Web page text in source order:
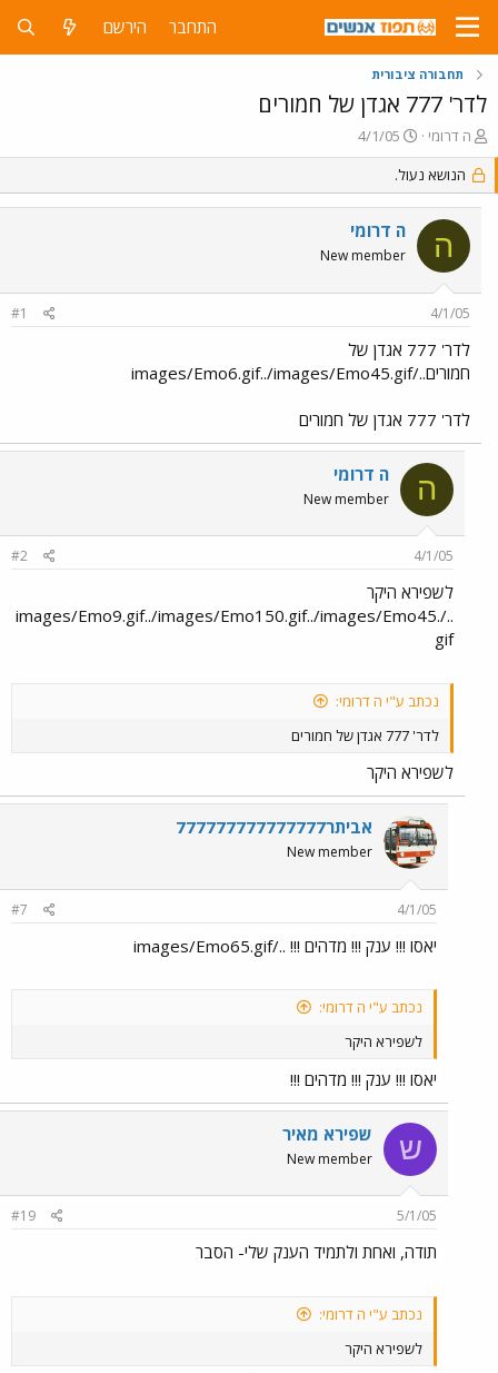
התחבר הירשם
תחבורה ציבורית
לדר' 777 אגדן של חמורים
פ
ו
ת
ח
נ
ו
א
ה דרומי
פ
ו
ר
ס
ב
ת
ר
4/1/05
הנושא נעול.
ה ה דרומי
New member
4/1/05
#1
לדר' 777 אגדן של
חמורים../images/Emo6.gif../images/Emo45.gif
לדר' 777 אגדן של חמורים
ה ה דרומי
New member
4/1/05
#2
לשפירא היקר
../images/Emo9.gif../images/Emo150.gif../images/Emo45.
gif
נכתב ע"י ה דרומי:
לדר' 777 אגדן של חמורים
לשפירא היקר
אביתר777777777777777
New member
4/1/05
#7
יאסו !!! ענק !!! מדהים !!! ../images/Emo65.gif
נכתב ע"י ה דרומי:
לשפירא היקר
יאסו !!! ענק !!! מדהים !!!
ש שפירא מאיר
New member
5/1/05
#19
תודה, ואחת ולתמיד הענק שלי- הסבר
נכתב ע"י ה דרומי:
לשפירא היקר